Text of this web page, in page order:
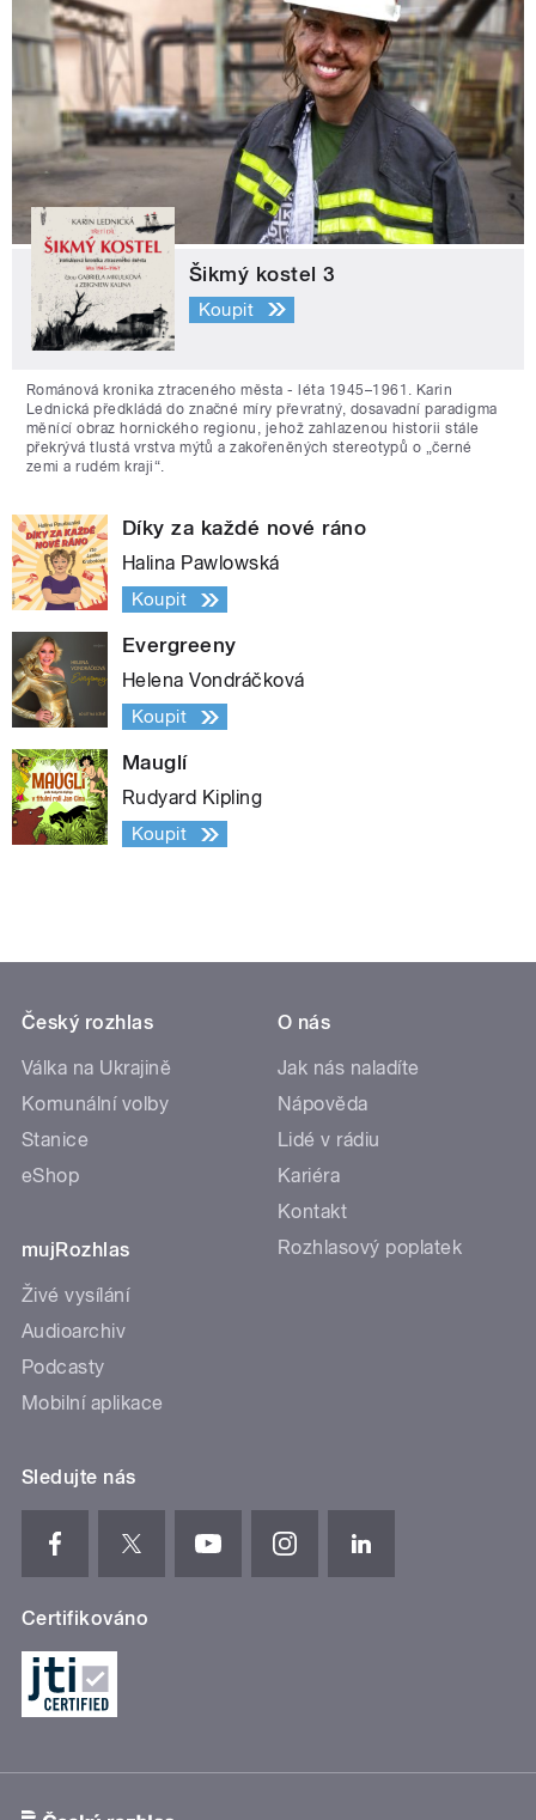
Šikmý kostel 3
Koupit
Románová kronika ztraceného města - léta 1945–1961. Karin
Lednická předkládá do značné míry převratný, dosavadní paradigma
měnící obraz hornického regionu, jehož zahlazenou historii stále
překrývá tlustá vrstva mýtů a zakořeněných stereotypů o „černé
zemi a rudém kraji“.
Díky za každé nové ráno
Halina Pawlowská
Koupit
Evergreeny
Helena Vondráčková
Koupit
Mauglí
Rudyard Kipling
Koupit
Český rozhlas
Válka na Ukrajině
Komunální volby
Stanice
eShop
mujRozhlas
Živé vysílání
Audioarchiv
Podcasty
Mobilní aplikace
O nás
Jak nás naladíte
Nápověda
Lidé v rádiu
Kariéra
Kontakt
Rozhlasový poplatek
Sledujte nás
Certifikováno